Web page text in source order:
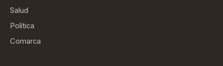
Salud
Política
Comarca